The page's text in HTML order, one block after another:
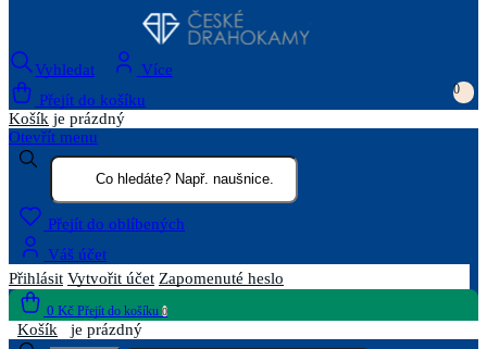
Vyhledat
Více
Přejít do košíku
0
Košík je prázdný
Otevřít menu
Přejít do oblíbených
Váš účet
Přihlásit Vytvořit účet Zapomenuté heslo
0 Kč Přejít do košíku 0
Košík je prázdný